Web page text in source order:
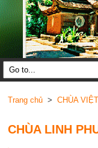
Trang chủ> CHÙA
CHÙA LINH